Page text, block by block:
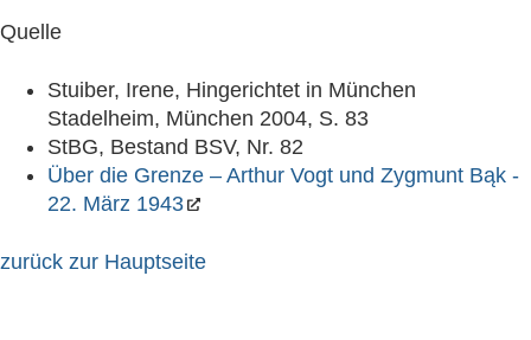
Quelle
Stuiber, Irene, Hingerichtet in München
Stadelheim, München 2004, S. 83
StBG, Bestand BSV, Nr. 82
Über die Grenze – Arthur Vogt und Zygmunt Bąk -
22. März 1943
zurück zur Hauptseite